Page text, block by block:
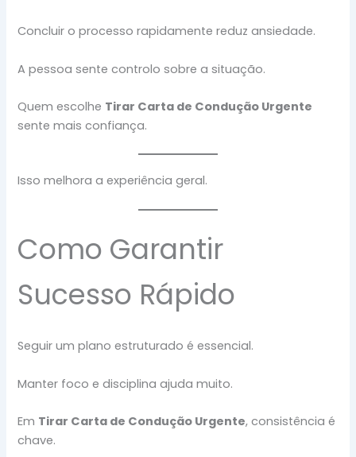
Concluir o processo rapidamente reduz ansiedade.
A pessoa sente controlo sobre a situação.
Quem escolhe Tirar Carta de Condução Urgente
sente mais confiança.
Isso melhora a experiência geral.
Como Garantir
Sucesso Rápido
Seguir um plano estruturado é essencial.
Manter foco e disciplina ajuda muito.
Em Tirar Carta de Condução Urgente, consistência é
chave.